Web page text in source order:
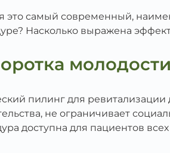
это самый современный,
Насколько выражена
пилинг для
не ограничивает
доступна для пациентов